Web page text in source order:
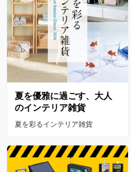
夏を優雅に過ごす、大人
のインテリア雑貨
夏を彩るインテリア雑貨